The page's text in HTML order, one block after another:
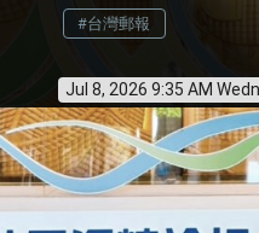
#台灣郵報
Jul 8, 2026 9:35 AM